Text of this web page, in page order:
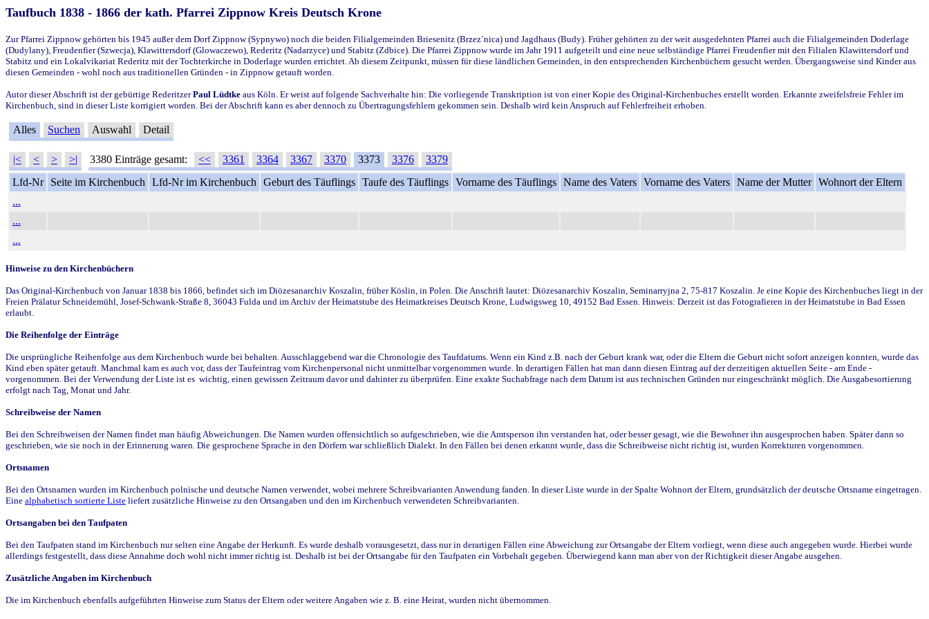
Taufbuch 1838 - 1866 der kath. Pfarrei Zippnow Kreis Deutsch Krone
Zur Pfarrei Zippnow gehörten bis 1945 außer dem Dorf Zippnow (Sypnywo) noch die beiden Filialgemeinden Briesenitz (Brzez`nica) und Jagdhaus (Budy). Früher gehörten zu der weit ausgedehnten Pfarrei auch die Filialgemeinden Doderlage
(Dudylany), Freudenfier (Szwecja), Klawittersdorf (Glowaczewo), Rederitz (Nadarzyce) und Stabitz (Zdbice). Die Pfarrei Zippnow wurde im Jahr 1911 aufgeteilt und eine neue selbständige Pfarrei Freudenfier mit den Filialen Klawittersdorf und
Stabitz und ein Lokalvikariat Rederitz mit der Tochterkirche in Doderlage wurden errichtet. Ab diesem Zeitpunkt, müssen für diese ländlichen Gemeinden, in den entsprechenden Kirchenbüchern gesucht werden. Übergangsweise sind Kinder aus
diesen Gemeinden - wohl noch aus traditionellen Gründen - in Zippnow getauft worden.
Autor dieser Abschrift ist der gebürtige RederitzerPaul Lüdtke aus Köln. Er weist auf folgende Sachverhalte hin: Die vorliegende Transkription ist von einer Kopie des Original-Kirchenbuches erstellt worden. Erkannte zweifelsfreie Fehler im
Kirchenbuch, sind in dieser Liste korrigiert worden. Bei der Abschrift kann es aber dennoch zu Übertragungsfehlern gekommen sein. Deshalb wird kein Anspruch auf Fehlerfreiheit erhoben.
Alles Suchen Auswahl Detail
|< < > >| 3380 Einträge gesamt: << 3361 3364 3367 3370 3373 3376
3379
Lfd-Nr
Seite im Kirchenbuch Lfd-Nr im Kirchenbuch Geburt des Täuflings Taufe des Täuflings Vorname des Täuflings Name des Vaters Vorname des Vaters Name der Mutter Wohnort der Eltern
...
...
...
Hinweise zu den Kirchenbüchern
Das Original-Kirchenbuch von Januar 1838 bis 1866, befindet sich im Diözesanarchiv Koszalin, früher Köslin, in Polen. Die Anschrift lautet: Diözesanarchiv Koszalin, Seminarryjna 2, 75-817 Koszalin. Je eine Kopie des Kirchenbuches liegt in der
Freien Prälatur Schneidemühl, Josef-Schwank-Straße 8, 36043 Fulda und im Archiv der Heimatstube des Heimatkreises Deutsch Krone, Ludwigsweg 10, 49152 Bad Essen. Hinweis: Derzeit ist das Fotografieren in der Heimatstube in Bad Essen
erlaubt.
Die Reihenfolge der Einträge
Die ursprüngliche Reihenfolge aus dem Kirchenbuch wurde bei behalten. Ausschlaggebend war die Chronologie des Taufdatums. Wenn ein Kind z.B. nach der Geburt krank war, oder die Eltern die Geburt nicht sofort anzeigen konnten, wurde das
Kind eben später getauft. Manchmal kam es auch vor, dass der Taufeintrag vom Kirchenpersonal nicht unmittelbar vorgenommen wurde. In derartigen Fällen hat man dann diesen Eintrag auf der derzeitigen aktuellen Seite - am Ende -
vorgenommen. Bei der Verwendung der Liste ist es wichtig, einen gewissen Zeitraum davor und dahinter zu überprüfen. Eine exakte Suchabfrage nach dem Datum ist aus technischen Gründen nur eingeschränkt möglich. Die Ausgabesortierung
erfolgt nach Tag, Monat und Jahr.
Schreibweise der Namen
Bei den Schreibweisen der Namen findet man häufig Abweichungen. Die Namen wurden offensichtlich so aufgeschrieben, wie die Amtsperson ihn verstanden hat, oder besser gesagt, wie die Bewohner ihn ausgesprochen haben. Später dann so
geschrieben, wie sie noch in der Erinnerung waren. Die gesprochene Sprache in den Dörfern war schließlich Dialekt. In den Fällen bei denen erkannt wurde, dass die Schreibweise nicht richtig ist, wurden Korrekturen vorgenommen.
Ortsnamen
Bei den Ortsnamen wurden im Kirchenbuch polnische und deutsche Namen verwendet, wobei mehrere Schreibvarianten Anwendung fanden. In dieser Liste wurde in der Spalte Wohnort der Eltern, grundsätzlich der deutsche Ortsname eingetragen.
Eine alphabetisch sortierte Liste liefert zusätzliche Hinweise zu den Ortsangaben und den im Kirchenbuch verwendeten Schreibvarianten.
Ortsangaben bei den Taufpaten
Bei den Taufpaten stand im Kirchenbuch nur selten eine Angabe der Herkunft. Es wurde deshalb vorausgesetzt, dass nur in derartigen Fällen eine Abweichung zur Ortsangabe der Eltern vorliegt, wenn diese auch angegeben wurde. Hierbei wurde
allerdings festgestellt, dass diese Annahme doch wohl nicht immer richtig ist. Deshalb ist bei der Ortsangabe für den Taufpaten ein Vorbehalt gegeben. Überwiegend kann man aber von der Richtigkeit dieser Angabe ausgehen.
Zusätzliche Angaben im Kirchenbuch
Die im Kirchenbuch ebenfalls aufgeführten Hinweise zum Status der Eltern oder weitere Angaben wie z. B. eine Heirat, wurden nicht übernommen.